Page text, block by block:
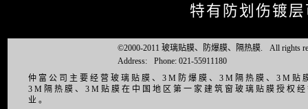
特有防划伤镀层
©2000-2011 玻璃贴膜、防爆膜、隔热膜.
All rights
Address:
Phone: 021-55911180
仲富公司主要经营玻璃贴膜、3M防爆膜、3M隔热膜、3M
3M隔热膜、3M贴膜在中国地区第一家建筑窗玻璃贴膜授权
业。